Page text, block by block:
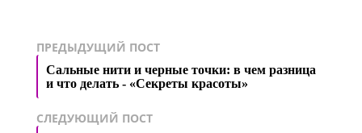
ПРЕДЫДУЩИЙ ПОСТ
Сальные нити и черные точки: в чем разница
и что делать - «Секреты красоты»
СЛЕДУЮЩИЙ ПОСТ